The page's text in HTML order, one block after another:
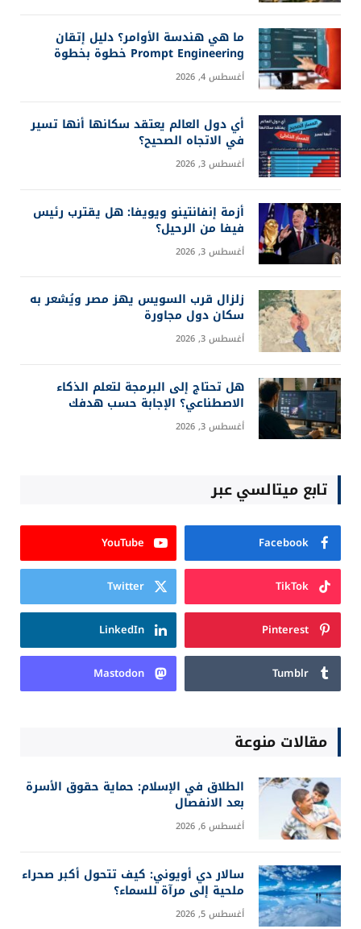
ما هي هندسة الأوامر؟ دليل إتقان
Prompt Engineering خطوة بخطوة
أغسطس 4, 2026
أي دول العالم يعتقد سكانها أنها تسير
في الاتجاه الصحيح؟
أغسطس 3, 2026
أزمة إنفانتينو ويويفا: هل يقترب رئيس
فيفا من الرحيل؟
أغسطس 3, 2026
زلزال قرب السويس يهز مصر ويُشعر به
سكان دول مجاورة
أغسطس 3, 2026
هل تحتاج إلى البرمجة لتعلم الذكاء
الاصطناعي؟ الإجابة حسب هدفك
أغسطس 3, 2026
تابع ميتالسي عبر
Facebook
YouTube
TikTok
Twitter
Pinterest
LinkedIn
Tumblr
Mastodon
مقالات منوعة
الطلاق في الإسلام: حماية حقوق الأسرة
بعد الانفصال
أغسطس 6, 2026
سالار دي أويوني: كيف تتحول أكبر صحراء
ملحية إلى مرآة للسماء؟
أغسطس 5, 2026